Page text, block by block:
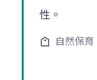
性。
自然保育